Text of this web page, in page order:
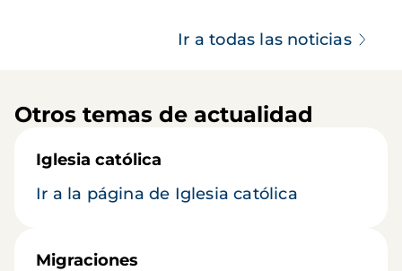
Ir a todas las noticias
Otros temas de actualidad
Iglesia católica
Ir a la página de Iglesia católica
Migraciones